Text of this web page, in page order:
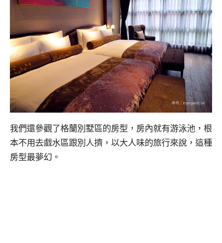
我們還參觀了格蘭別墅區的房型，房內就有游泳池，根
本不用去戲水區跟別人擠，以大人味的旅行來說，這種
房型最夢幻。